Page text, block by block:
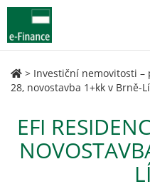
> Investiční nemovitosti –
28, novostavba 1+kk v Brně-
EFI